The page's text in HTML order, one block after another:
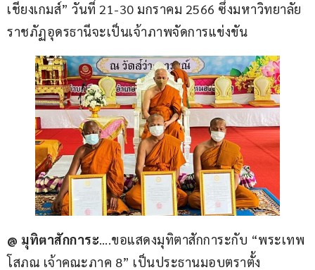
เชียงเกมส์” วันที่ 21-30 มกราคม 2566 ซึ่งมหาวิทยาลัย
ราชภัฏอุดรธานีจะเป็นเจ้าภาพจัดการแข่งขัน
@ มุทิตาสักการะ….ขอแสดงมุทิตาสักการะกับ “พระเทพ
โสภณ เจ้าคณะภาค 8” เป็นประธานมอบตราตั้ง